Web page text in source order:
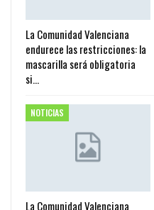
La Comunidad Valenciana
endurece las restricciones: la
mascarilla será obligatoria
si…
NOTICIAS
La Comunidad Valenciana